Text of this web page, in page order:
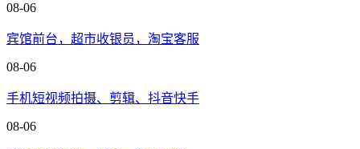
08-06
宾馆前台，超市收银员，淘宝客服
08-06
手机短视频拍摄、剪辑、抖音快手
08-06